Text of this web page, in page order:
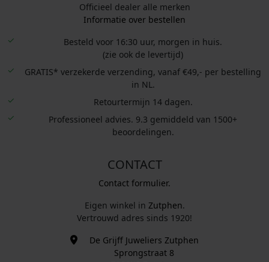
Officieel dealer alle merken
Informatie over bestellen
Besteld voor 16:30 uur, morgen in huis.
(zie ook de levertijd)
GRATIS* verzekerde verzending, vanaf €49,- per bestelling
in NL.
Retourtermijn 14 dagen.
Professioneel advies. 9.3 gemiddeld van 1500+
beoordelingen.
CONTACT
Contact formulier.
Eigen winkel in Zutphen.
Vertrouwd adres sinds 1920!
De Grijff Juweliers Zutphen
Sprongstraat 8